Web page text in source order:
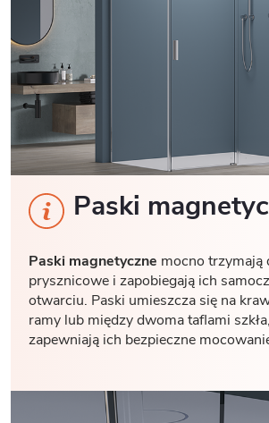
Paski
Paski magnetyczne mocno trzymają
prysznicowe i zapobiegają ich
otwarciu. Paski umieszcza się na
ramy lub między dwoma taflami
zapewniają ich bezpieczne